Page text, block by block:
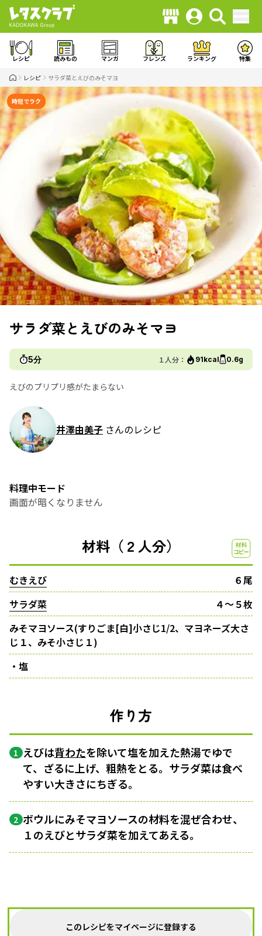
レシピ 読みもの マンガ フレンズ ランキング 特集
レシピ サラダ菜とえびのみそマヨ
時短でラク
サラダ菜とえびのみそマヨ
5分 １人分： 91kcal 0.6g
えびのプリプリ感がたまらない
井澤由美子 さんのレシピ
料理中モード
画面が暗くなりません
材料（２人分）
むきえび
６尾
サラダ菜
４〜５枚
みそマヨソース(すりごま[白]小さじ1/2、マヨネーズ大さ
じ１、みそ小さじ１)
・塩
作り方
1 えびは背わたを除いて塩を加えた熱湯でゆで
て、ざるに上げ、粗熱をとる。サラダ菜は食べ
やすい大きさにちぎる。
2 ボウルにみそマヨソースの材料を混ぜ合わせ、
１のえびとサラダ菜を加えてあえる。
このレシピをマイページに登録する